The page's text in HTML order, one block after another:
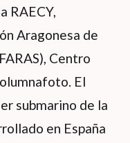
RAECY,
Aragonesa de
Centro
El
submarino de la
en España